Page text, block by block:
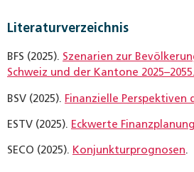
Literaturverzeichnis
BFS (2025). Szenarien zur
Schweiz und der Kantone 2025–2055.
BSV (2025). Finanzielle Perspektiven
ESTV (2025). Eckwerte Finanzplanung
SECO (2025). Konjunkturprognosen.